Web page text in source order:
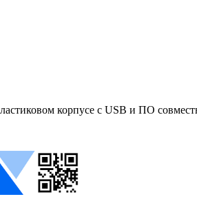
корпусе с USB и ПО